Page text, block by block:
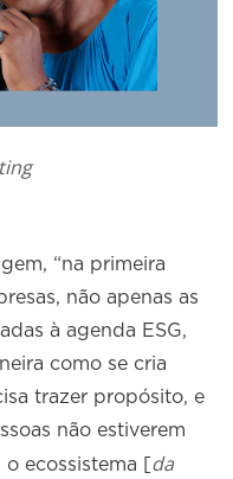
“na primeira
não apenas as
à agenda ESG,
como se cria
trazer propósito, e
não estiverem
ecossistema [ da